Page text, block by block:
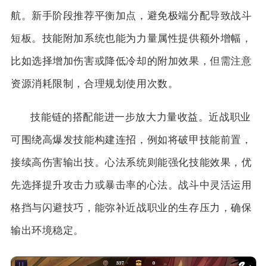
航。新手阶段推荐平衡加点，避免极端分配导致战斗
短板。技能附加系统也能为力量属性提供额外增幅，
比如选择增加伤害或降低冷却的附加效果，但需注意
资源消耗限制，合理规划使用次数。
技能链的搭配能进一步放大力量收益。近战职业
可围绕高爆发技能构建连招，例如将破甲技能前置，
接续高伤害输出技。心法系统则能强化技能效果，优
先选择提升攻击力或暴击率的心法。战斗中灵活运用
格挡与闪避技巧，能弥补近战职业的生存压力，确保
输出环境稳定。